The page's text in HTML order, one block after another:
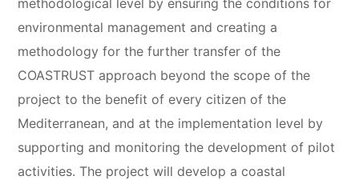
methodological level by ensuring the conditions for
environmental management and creating a
methodology for the further transfer of the
COASTRUST approach beyond the scope of the
project to the benefit of every citizen of the
Mediterranean, and at the implementation level by
supporting and monitoring the development of pilot
activities. The project will develop a coastal